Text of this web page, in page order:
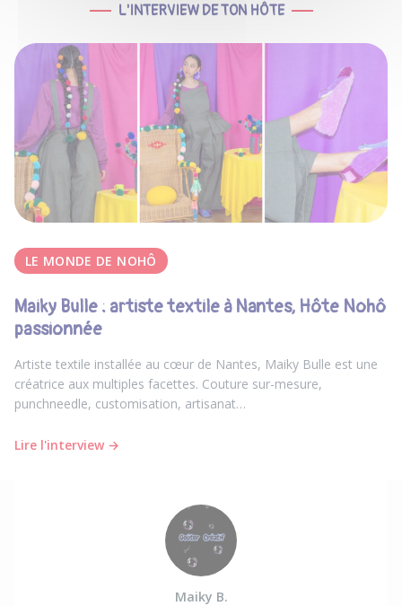
L'INTERVIEW DE TON HÔTE
LE MONDE DE NOHÔ
Maiky Bulle : artiste textile à Nantes, Hôte Nohô
passionnée
Artiste textile installée au cœur de Nantes, Maiky Bulle est une
créatrice aux multiples facettes. Couture sur-mesure,
punchneedle, customisation, artisanat…
Lire l'interview →
Maiky B.